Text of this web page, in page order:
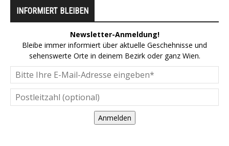
INFORMIERT BLEIBEN
Newsletter-Anmeldung!
Bleibe immer informiert über aktuelle Geschehnisse und
sehenswerte Orte in deinem Bezirk oder ganz Wien.
Anmelden